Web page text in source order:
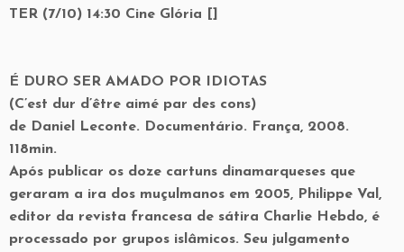
TER (7/10) 14:30 Cine Glória []
É DURO SER AMADO POR IDIOTAS
(C’est dur d’être aimé par des cons)
de Daniel Leconte. Documentário. França, 2008.
118min.
Após publicar os doze cartuns dinamarqueses que
geraram a ira dos muçulmanos em 2005, Philippe Val,
editor da revista francesa de sátira Charlie Hebdo, é
processado por grupos islâmicos. Seu julgamento